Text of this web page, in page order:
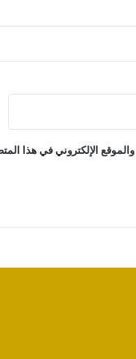
الإلكتروني في هذا